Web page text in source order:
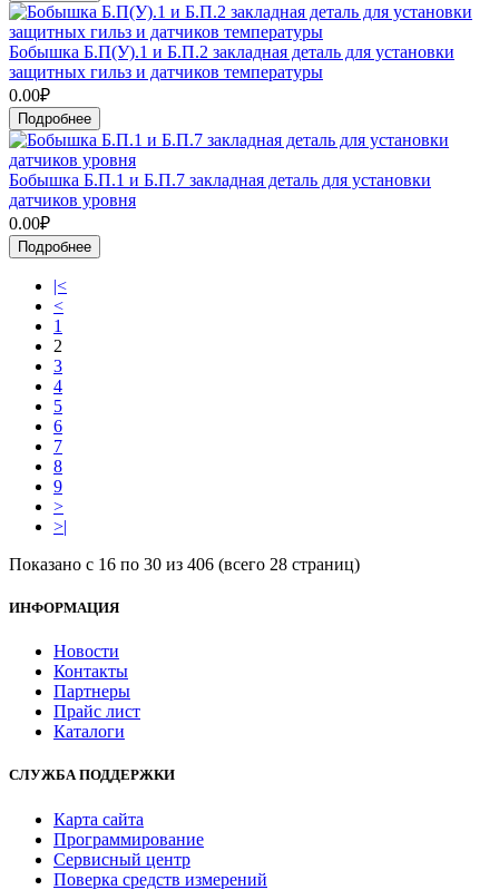
Бобышка Б.П(У).1 и Б.П.2 закладная деталь для установки
защитных гильз и датчиков температуры
0.00₽
Подробнее
Бобышка Б.П.1 и Б.П.7 закладная деталь для установки
датчиков уровня
0.00₽
Подробнее
|<
<
1
2
3
4
5
6
7
8
9
>
>|
Показано с 16 по 30 из 406 (всего 28 страниц)
ИНФОРМАЦИЯ
Новости
Контакты
Партнеры
Прайс лист
Каталоги
СЛУЖБА ПОДДЕРЖКИ
Карта сайта
Программирование
Сервисный центр
Поверка средств измерений